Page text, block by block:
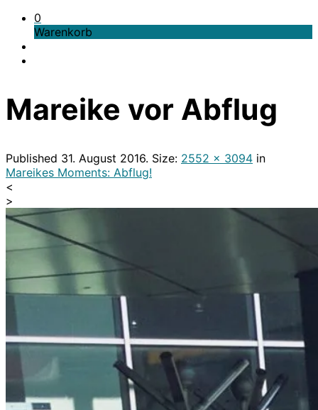
0
Warenkorb
Mareike vor Abflug
Published 31. August 2016. Size: 2552 × 3094 in
Mareikes Moments: Abflug!
<
>